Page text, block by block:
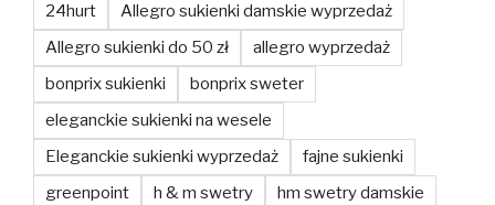
24hurt
Allegro sukienki damskie wyprzedaż
Allegro sukienki do 50 zł
allegro wyprzedaż
bonprix sukienki
bonprix sweter
eleganckie sukienki na wesele
Eleganckie sukienki wyprzedaż
fajne sukienki
greenpoint
h & m swetry
hm swetry damskie